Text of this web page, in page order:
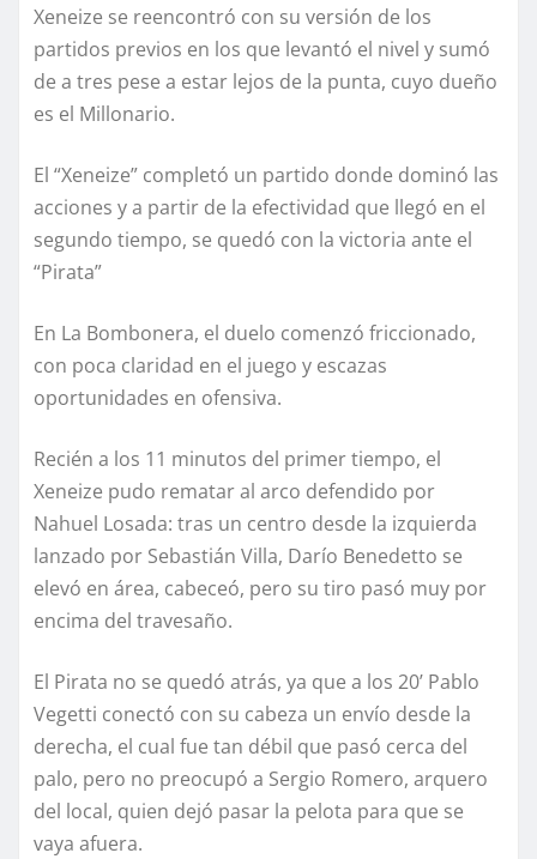
Xeneize se reencontró con su versión de los
partidos previos en los que levantó el nivel y sumó
de a tres pese a estar lejos de la punta, cuyo dueño
es el Millonario.
El “Xeneize” completó un partido donde dominó las
acciones y a partir de la efectividad que llegó en el
segundo tiempo, se quedó con la victoria ante el
“Pirata”
En La Bombonera, el duelo comenzó friccionado,
con poca claridad en el juego y escazas
oportunidades en ofensiva.
Recién a los 11 minutos del primer tiempo, el
Xeneize pudo rematar al arco defendido por
Nahuel Losada: tras un centro desde la izquierda
lanzado por Sebastián Villa, Darío Benedetto se
elevó en área, cabeceó, pero su tiro pasó muy por
encima del travesaño.
El Pirata no se quedó atrás, ya que a los 20’ Pablo
Vegetti conectó con su cabeza un envío desde la
derecha, el cual fue tan débil que pasó cerca del
palo, pero no preocupó a Sergio Romero, arquero
del local, quien dejó pasar la pelota para que se
vaya afuera.